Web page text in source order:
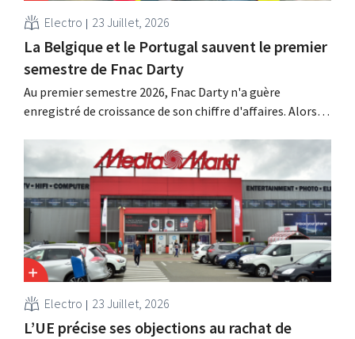
Electro 23 Juillet, 2026
La Belgique et le Portugal sauvent le premier
semestre de Fnac Darty
Au premier semestre 2026, Fnac Darty n'a guère
enregistré de croissance de son chiffre d'affaires. Alors
ont connu une belle croissance, le vendeur
d'électronique a vu ses ventes baisser sur le marché
français. Les ventes de ventilateurs et de climatiseurs
ont...
Electro 23 Juillet, 2026
L’UE précise ses objections au rachat de